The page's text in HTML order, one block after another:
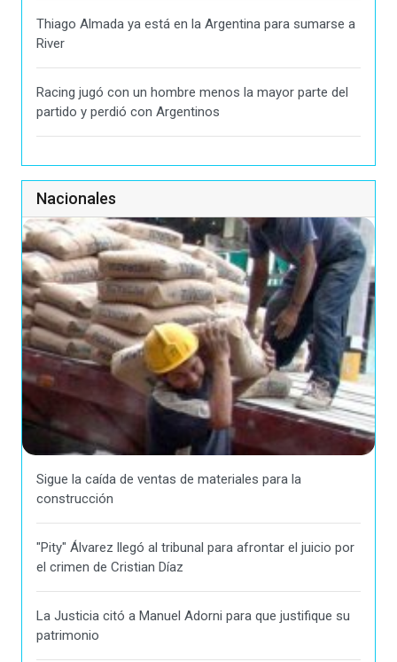
Thiago Almada ya está en la Argentina para sumarse a
River
Racing jugó con un hombre menos la mayor parte del
partido y perdió con Argentinos
Nacionales
Sigue la caída de ventas de materiales para la
construcción
"Pity" Álvarez llegó al tribunal para afrontar el juicio por
el crimen de Cristian Díaz
La Justicia citó a Manuel Adorni para que justifique su
patrimonio